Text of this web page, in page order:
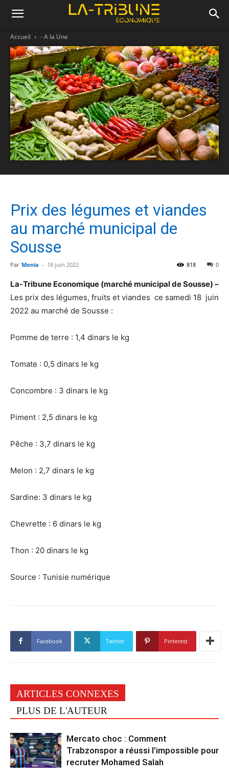
Accueil - A la Une
Prix des légumes et viandes
au marché municipal de
Sousse
Par Monia - 18 juin 2022 0
818
La-Tribune Economique (marché municipal de Sousse) –
Les prix des légumes, fruits et viandes ce samedi 18 juin
2022 au marché de Sousse :
Pomme de terre : 1,4 dinars le kg
Tomate : 0,5 dinars le kg
Concombre : 3 dinars le kg
Piment : 2,5 dinars le kg
Pêche : 3,7 dinars le kg
Melon : 2,7 dinars le kg
Sardine: 3 dinars le kg
Chevrette : 6 dinars le kg
Thon : 20 dinars le kg
Source : Tunisie numérique
Facebook Twitter Pinterest
ARTICLES CONNEXES
PLUS DE L'AUTEUR
Mercato choc : Comment
Trabzonspor a réussi l’impossible pour
recruter Mohamed Salah